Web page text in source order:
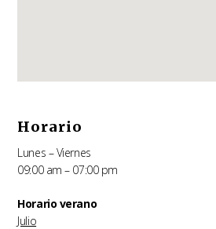
Horario
Lunes – Viernes
09:00 am – 07:00 pm
Horario verano
Julio